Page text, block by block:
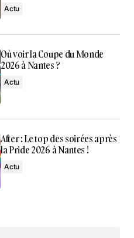
Actu
Où voir la Coupe du Monde
2026 à Nantes ?
Actu
After : Le top des soirées après
la Pride 2026 à Nantes !
Actu